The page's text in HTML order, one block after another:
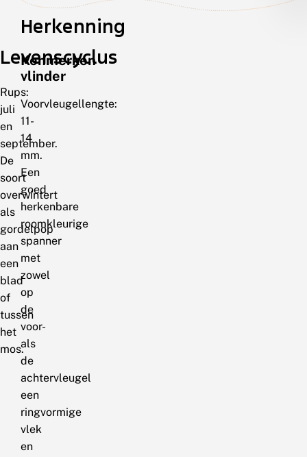
Levenscyclus
Rups:
juli
en
september.
De
soort
overwintert
als
gordelpop
aan
een
blad
of
tussen
het
mos.
Herkenning
Kenmerken
vlinder
Voorvleugellengte:
11-
14
mm.
Een
goed
herkenbare
roomkleurige
spanner
met
zowel
op
de
voor-
als
de
achtervleugel
een
ringvormige
vlek
en